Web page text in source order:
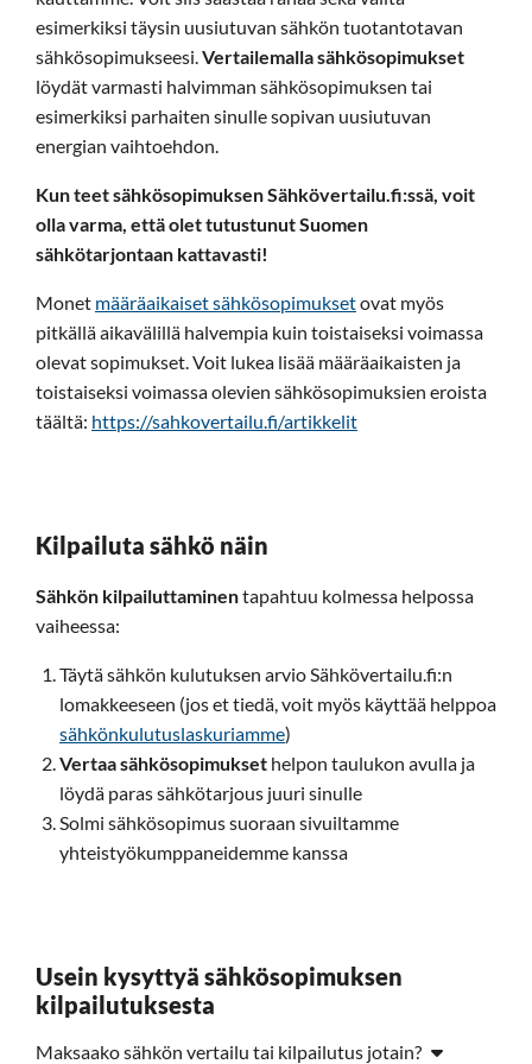
esimerkiksi täysin uusiutuvan sähkön tuotantotavan
sähkösopimukseesi.Vertailemalla sähkösopimukset
löydät varmasti halvimman sähkösopimuksen tai
esimerkiksi parhaiten sinulle sopivan uusiutuvan
energian vaihtoehdon.
Kun teet sähkösopimuksen Sähkövertailu.fi:ssä, voit
olla varma, että olet tutustunut Suomen
sähkötarjontaan kattavasti!
Monet määräaikaiset sähkösopimuksetovat myös
pitkällä aikavälillä halvempia kuin toistaiseksi voimassa
olevat sopimukset. Voit lukea lisää määräaikaisten ja
toistaiseksi voimassa olevien sähkösopimuksien eroista
täältä: https://sahkovertailu.fi/artikkelit
Kilpailuta sähkö näin
Sähkön kilpailuttaminentapahtuu kolmessa helpossa
vaiheessa:
Täytä sähkön kulutuksen arvio Sähkövertailu.fi:n
lomakkeeseen (jos et tiedä, voit myös käyttää helppoa
sähkönkulutuslaskuriamme)
Vertaa sähkösopimukset helpon taulukon avulla ja
löydä paras sähkötarjous juuri sinulle
Solmi sähkösopimus suoraan sivuiltamme
yhteistyökumppaneidemme kanssa
Usein kysyttyä sähkösopimuksen
kilpailutuksesta
Maksaako sähkön vertailu tai kilpailutus jotain?